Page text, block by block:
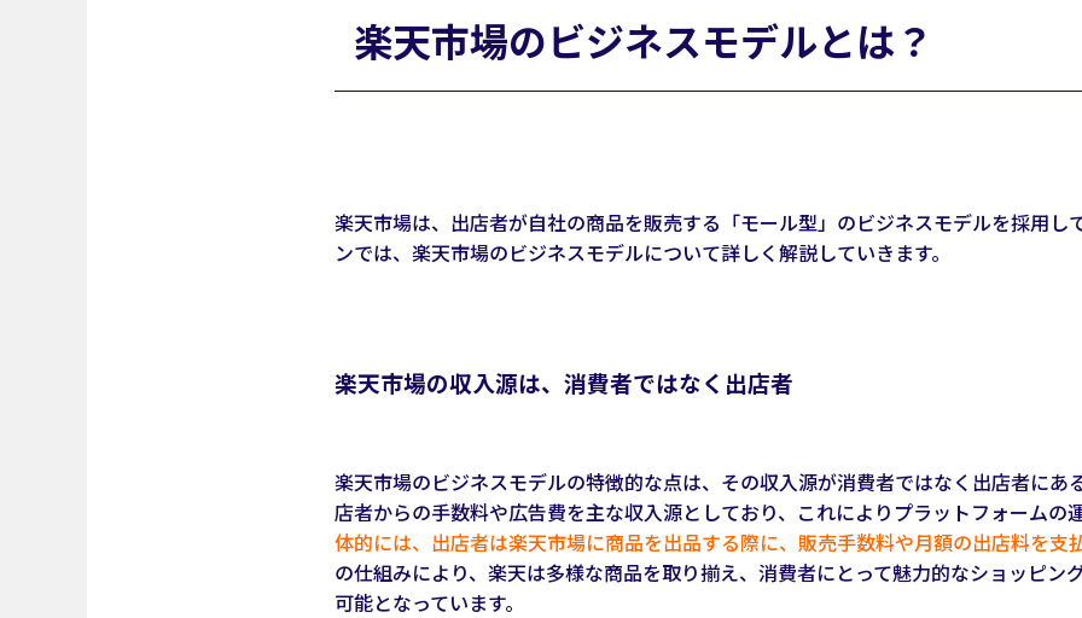
楽天市場のビジネスモデルとは？
楽天市場は、出店者が自社の商品を販売する「モール型」のビジネスモデルを採用し
ンでは、楽天市場のビジネスモデルについて詳しく解説していきます。
楽天市場の収入源は、消費者ではなく出店者
楽天市場のビジネスモデルの特徴的な点は、その収入源が消費者ではなく出店者にあ
店者からの手数料や広告費を主な収入源としており、これによりプラットフォームの
体的には、出店者は楽天市場に商品を出品する際に、販売手数料や月額の出店料を支
の仕組みにより、楽天は多様な商品を取り揃え、消費者にとって魅力的なショッピン
可能となっています。